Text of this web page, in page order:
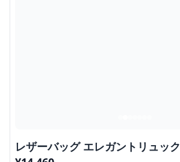
レザーバッグ エレガントリュック